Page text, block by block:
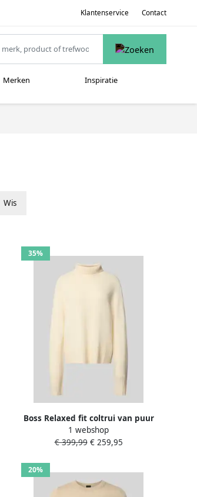
Klantenservice Contact
Merken Inspiratie
Wis
35%
Boss Relaxed fit coltrui van puur
kasjmier model 'FALONSO'
1 webshop
€ 399,99€ 259,95
20%